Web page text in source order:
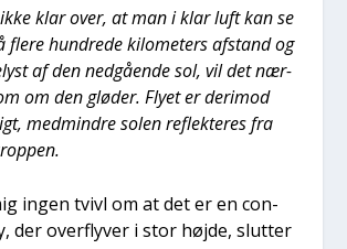
klar over, at man i klar luft kan se
fle­re hund­re­de kilo­me­ters afstand og
af den ned­gå­en­de sol, vil det nær­
om den glø­der. Fly­et er der­i­mod
med­min­dre solen reflek­te­res fra
ingen tvivl om at det er en con­
der over­fly­ver i stor høj­de, slut­ter